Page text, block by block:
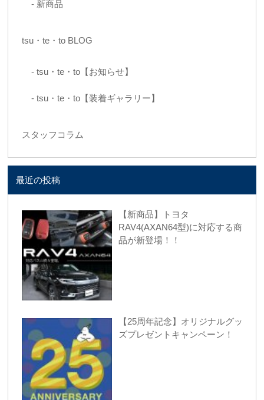
新商品
tsu・te・to BLOG
tsu・te・to【お知らせ】
tsu・te・to【装着ギャラリー】
スタッフコラム
最近の投稿
【新商品】トヨタ
RAV4(AXAN64型)に対応する商
品が新登場！！
【25周年記念】オリジナルグッ
ズプレゼントキャンペーン！